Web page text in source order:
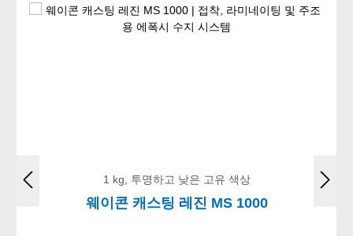
1 kg, 투명하고 낮은 고유 색상
웨이콘 캐스팅 레진 MS 1000